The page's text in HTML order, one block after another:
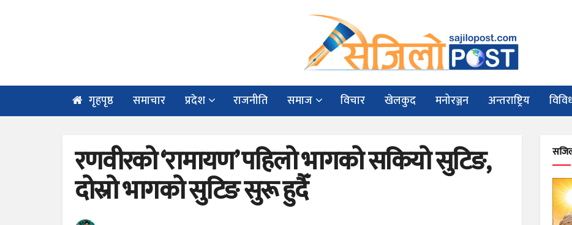
गृहपृष्ठ समाचार प्रदेश राजनीति समाज विचार खेलकुद मनोरञ्जन अन्तराष्ट्रिय
रणवीरको ‘रामायण’ पहिलो भागको सकियो सुटिङ,
दोस्रो भागको सुटिङ सुरू हुदैँ